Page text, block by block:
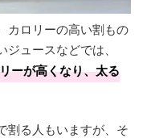
カロリーの高い割もの
ュースなどでは、
ーが高くなり、太る
割る人もいますが、そ